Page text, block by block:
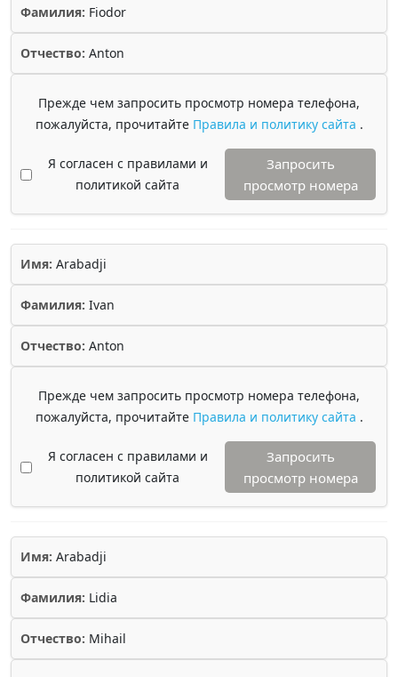
Фамилия: Fiodor
Отчество: Anton
Прежде чем запросить просмотр номера телефона,
пожалуйста, прочитайте Правила и политику сайта .
Я согласен с правилами и
политикой сайта
Запросить
просмотр номера
Имя: Arabadji
Фамилия: Ivan
Отчество: Anton
Прежде чем запросить просмотр номера телефона,
пожалуйста, прочитайте Правила и политику сайта .
Я согласен с правилами и
политикой сайта
Запросить
просмотр номера
Имя: Arabadji
Фамилия: Lidia
Отчество: Mihail